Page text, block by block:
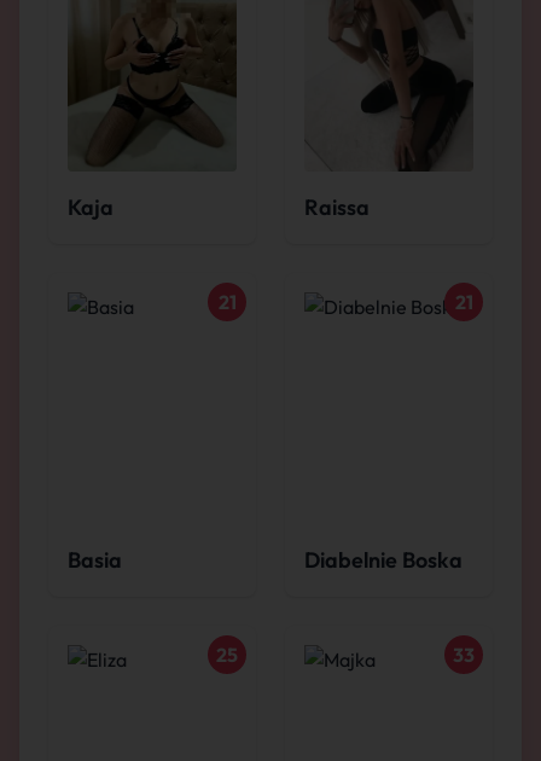
Kaja Raissa
Basia
21
Diabelnie Boska
21
25 33